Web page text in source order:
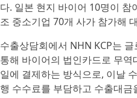
다. 일본 현지 바이어 10명이
조 중소기업 70개 사가 참가해
수출상담회에서 NHN KCP는
통해 바이어의 법인카드로 무
일에 결제하는 방식으로, 이날
행 수수료를 부담하고 수출대